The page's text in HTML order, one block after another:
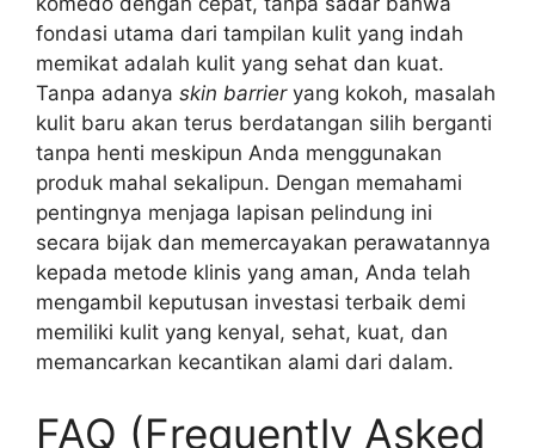
fondasi utama dari tampilan kulit yang indah
memikat adalah kulit yang sehat dan kuat.
Tanpa adanya skin barrieryang kokoh, masalah
kulit baru akan terus berdatangan silih berganti
tanpa henti meskipun Anda menggunakan
produk mahal sekalipun. Dengan memahami
pentingnya menjaga lapisan pelindung ini
secara bijak dan memercayakan perawatannya
kepada metode klinis yang aman, Anda telah
mengambil keputusan investasi terbaik demi
memiliki kulit yang kenyal, sehat, kuat, dan
memancarkan kecantikan alami dari dalam.
FAQ (Frequently Asked